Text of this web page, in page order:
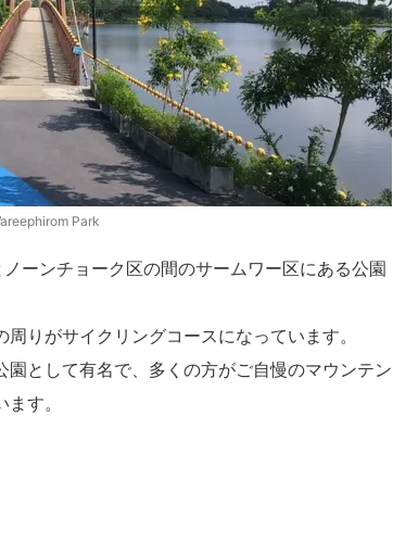
Park
ーンチョーク区の間のサームワー区にある公園
りがサイクリングコースになっています。
として有名で、多くの方がご自慢のマウンテン
す。